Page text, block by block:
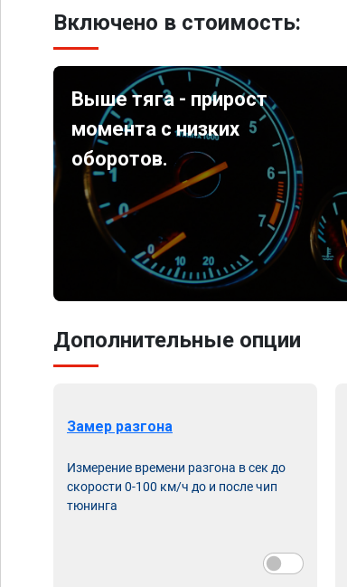
Включено в стоимость:
Выше тяга - прирост
момента с низких
оборотов.
Дополнительные опции
Замер разгона
Измерение времени разгона в сек до
скорости 0-100 км/ч до и после чип
тюнинга